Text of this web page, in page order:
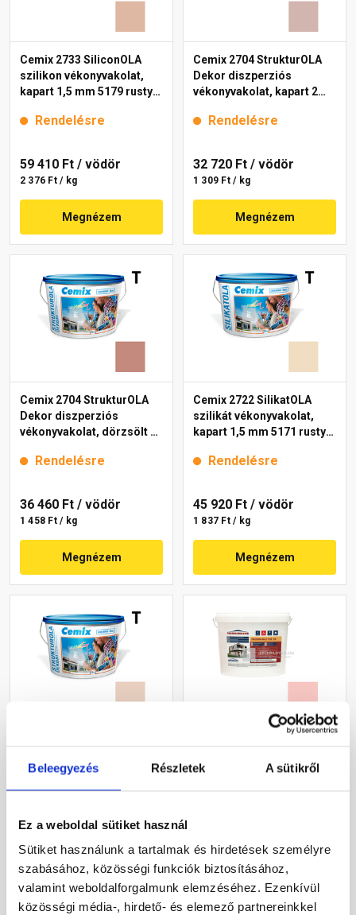
Beleegyezés Részletek A sütikről
Ez a weboldal sütiket használ
Sütiket használunk a tartalmak és hirdetések személyre
szabásához, közösségi funkciók biztosításához,
valamint weboldalforgalmunk elemzéséhez. Ezenkívül
közösségi média-, hirdető- és elemező partnereinkkel
Cemix 2733 SiliconOLA
szilikon vékonyvakolat,
kapart 1,5 mm 5179 rusty
Rendelésre
59 410 Ft / vödör
2 376 Ft / kg
Megnézem
Cemix 2704 StrukturOLA
Dekor diszperziós
vékonyvakolat, kapart 2
Rendelésre
32 720 Ft / vödör
1 309 Ft / kg
Megnézem
Cemix 2704 StrukturOLA
Dekor diszperziós
vékonyvakolat, dörzsölt 2
Rendelésre
36 460 Ft / vödör
1 458 Ft / kg
Megnézem
Cemix 2722 SilikatOLA
szilikát vékonyvakolat,
kapart 1,5 mm 5171 rusty
Rendelésre
45 920 Ft / vödör
1 837 Ft / kg
Megnézem
vékonyvakolat, kapart 1,5
mm 5177 rusty 25 kg
36 460 Ft/ vödör
vékonyvakolat, kapart 1,5
30 660 Ft/ db